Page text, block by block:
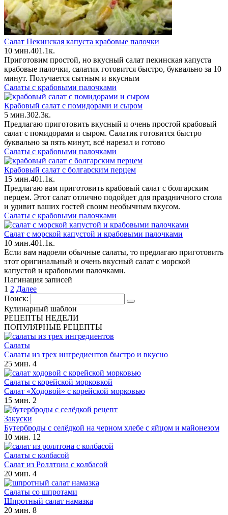
Салат Пекинская капуста крабовые палочки
10 мин.401.1к.
Приготовим простой, но вкусный салат пекинская капуста
крабовые палочки, салатик готовится быстро, буквально за 10
минут. Получается сытным и вкусным
Салаты с крабовыми палочками
Крабовый салат с помидорами и сыром
5 мин.302.3к.
Предлагаю приготовить вкусный и очень простой крабовый
салат с помидорами и сыром. Салатик готовится быстро
буквально за пять минут, всё нарезал и готово
Салаты с крабовыми палочками
Крабовый салат с болгарским перцем
15 мин.401.1к.
Предлагаю вам приготовить крабовый салат с болгарским
перцем. Этот салат отлично подойдет для праздничного стола
и удивит ваших гостей своим необычным вкусом.
Салаты с крабовыми палочками
Салат с морской капустой и крабовыми палочками
10 мин.401.1к.
Если вам надоели обычные салаты, то предлагаю приготовить
этот оригинальный и очень вкусный салат с морской
капустой и крабовыми палочками.
Пагинация записей
1 2 Далее
Поиск:
Кулинарный шаблон
РЕЦЕПТЫ НЕДЕЛИ
ПОПУЛЯРНЫЕ РЕЦЕПТЫ
Салаты
Салаты из трех ингредиентов быстро и вкусно
25 мин. 4
Салаты с корейской морковкой
Салат «Ходовой» с корейской морковью
15 мин. 2
Закуски
Бутерброды с селёдкой на черном хлебе с яйцом и майонезом
10 мин. 12
Салаты с колбасой
Салат из Роллтона с колбасой
20 мин. 4
Салаты со шпротами
Шпротный салат намазка
20 мин. 8